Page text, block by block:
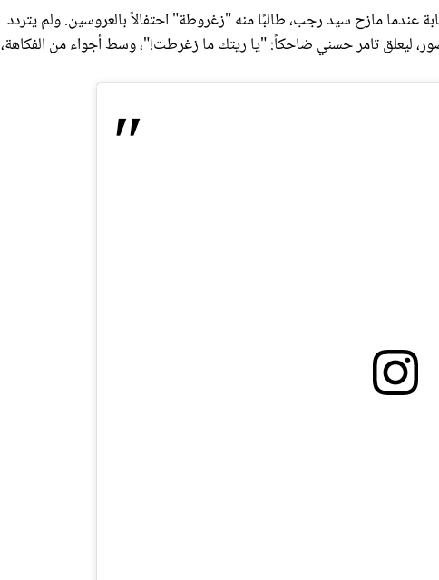
عندما مازح سيد رجب، طالبًا منه "زغروطة" احتفالاً بالعروسين. ولم يتردد
ليعلق تامر حسني ضاحكاً: "يا ريتك ما زغرطت!"، وسط أجواء من الفكاهة،